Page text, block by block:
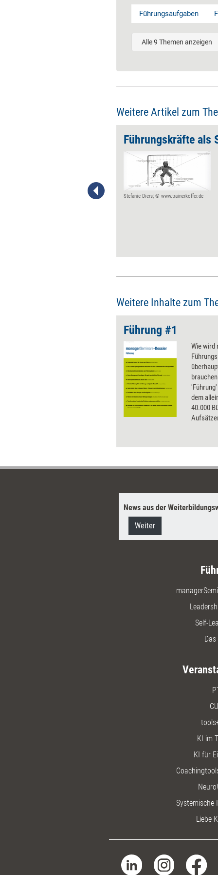
Führungsaufgaben
Alle 9 Themen anzeigen
Weitere Artikel zum
Führungskräfte als
Stefanie Diers; © www.trainerkoffer.de
Weitere Inhalte zum
Führung #1
Wie wird
dem
40.000
News aus der
Weiter
Self-
KI im
KI für
Systemische
Liebe